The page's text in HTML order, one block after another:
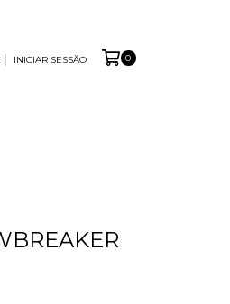
INICIAR SESSÃO 0